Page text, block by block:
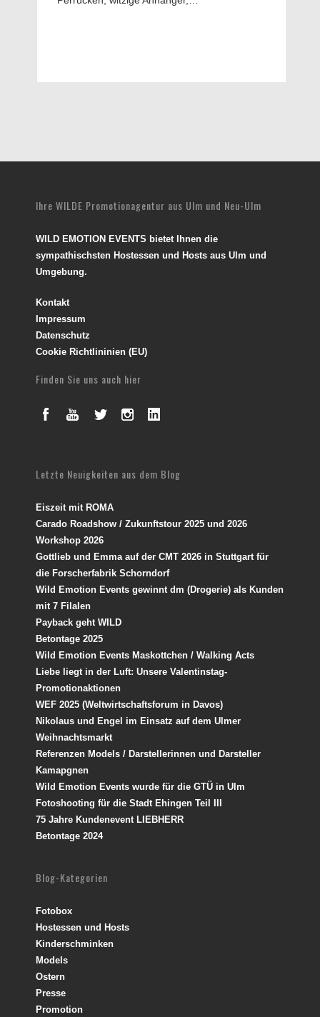
Ihre WILDE Promotionagentur aus Ulm und Neu-Ulm
WILD EMOTION EVENTS bietet Ihnen die
sympathischsten Hostessen und Hosts aus Ulm und
Umgebung.
Kontakt
Impressum
Datenschutz
Cookie Richtlininien (EU)
Finden Sie uns auch hier
Letzte Neuigkeiten aus dem Blog
Eiszeit mit ROMA
Carado Roadshow / Zukunftstour 2025 und 2026
Workshop 2026
Gottlieb und Emma auf der CMT 2026 in Stuttgart für
die Forscherfabrik Schorndorf
Wild Emotion Events gewinnt dm (Drogerie) als Kunden
mit 7 Filalen
Payback geht WILD
Betontage 2025
Wild Emotion Events Maskottchen / Walking Acts
Liebe liegt in der Luft: Unsere Valentinstag-
Promotionaktionen
WEF 2025 (Weltwirtschaftsforum in Davos)
Nikolaus und Engel im Einsatz auf dem Ulmer
Weihnachtsmarkt
Referenzen Models / Darstellerinnen und Darsteller
Kamapgnen
Wild Emotion Events wurde für die GTÜ in Ulm
Fotoshooting für die Stadt Ehingen Teil III
75 Jahre Kundenevent LIEBHERR
Betontage 2024
Blog-Kategorien
Fotobox
Hostessen und Hosts
Kinderschminken
Models
Ostern
Presse
Promotion